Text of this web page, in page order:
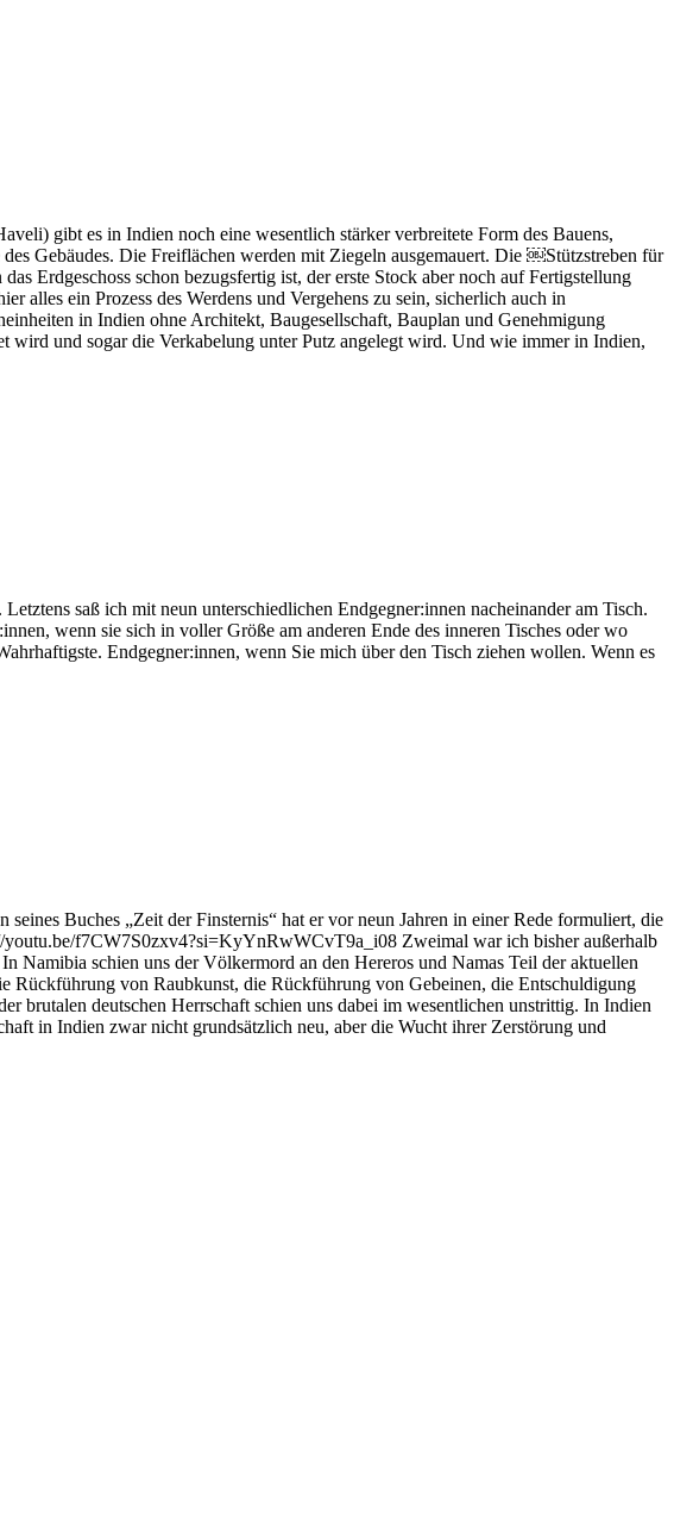
gibt es in Indien noch eine wesentlich stärker verbreitete Form des Bauens,
Gebäudes. Die Freiflächen werden mit Ziegeln ausgemauert. Die ￼Stützstreben für
Erdgeschoss schon bezugsfertig ist, der erste Stock aber noch auf Fertigstellung
alles ein Prozess des Werdens und Vergehens zu sein, sicherlich auch in
in Indien ohne Architekt, Baugesellschaft, Bauplan und Genehmigung
wird und sogar die Verkabelung unter Putz angelegt wird. Und wie immer in Indien,
saß ich mit neun unterschiedlichen Endgegner:innen nacheinander am Tisch.
wenn sie sich in voller Größe am anderen Ende des inneren Tisches oder wo
Endgegner:innen, wenn Sie mich über den Tisch ziehen wollen. Wenn es
Buches „Zeit der Finsternis“ hat er vor neun Jahren in einer Rede formuliert, die
f7CW7S0zxv4?si=KyYnRwWCvT9a_i08 Zweimal war ich bisher außerhalb
schien uns der Völkermord an den Hereros und Namas Teil der aktuellen
Rückführung von Raubkunst, die Rückführung von Gebeinen, die Entschuldigung
brutalen deutschen Herrschaft schien uns dabei im wesentlichen unstrittig. In Indien
in Indien zwar nicht grundsätzlich neu, aber die Wucht ihrer Zerstörung und